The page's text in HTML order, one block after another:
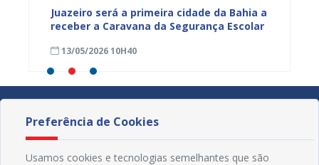
Juazeiro será a primeira cidade da Bahia a
receber a Caravana da Segurança Escolar
13/05/2026 10H40
Preferência de Cookies
Usamos cookies e tecnologias semelhantes que são